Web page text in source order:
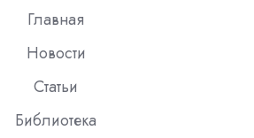
Главная
Новости
Статьи
Библиотека